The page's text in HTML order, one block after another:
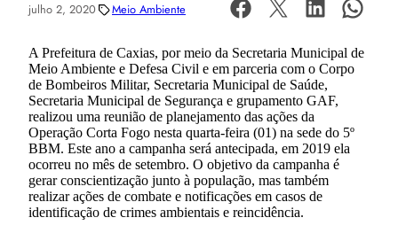
julho 2, 2020 Meio Ambiente
A Prefeitura de Caxias, por meio da Secretaria Municipal de
Meio Ambiente e Defesa Civil e em parceria com o Corpo
de Bombeiros Militar, Secretaria Municipal de Saúde,
Secretaria Municipal de Segurança e grupamento GAF,
realizou uma reunião de planejamento das ações da
Operação Corta Fogo nesta quarta-feira (01) na sede do 5º
BBM. Este ano a campanha será antecipada, em 2019 ela
ocorreu no mês de setembro. O objetivo da campanha é
gerar conscientização junto à população, mas também
realizar ações de combate e notificações em casos de
identificação de crimes ambientais e reincidência.